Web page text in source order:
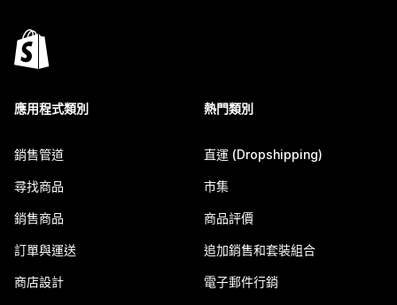
應用程式類別
銷售管道
尋找商品
銷售商品
訂單與運送
商店設計
熱門類別
直運 (Dropshipping)
市集
商品評價
追加銷售和套裝組合
電子郵件行銷